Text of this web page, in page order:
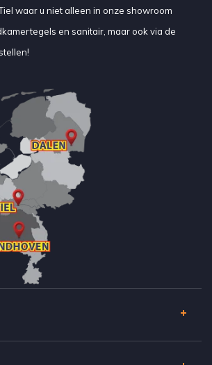
waar u niet alleen in onze showroom
en sanitair, maar ook via de